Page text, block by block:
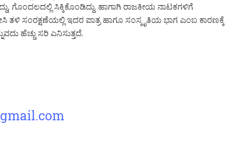
ಗೊಂದಲದಲ್ಲಿ ಸಿಕ್ಕಿಕೊಂಡಿದ್ದು. ಹಾಗಾಗಿ ರಾಜಕೀಯ ನಾಟಕಗಳಿಗೆ
ತಳಿ ಸಂರಕ್ಷಣೆಯಲ್ಲಿ ಇದರ ಪಾತ್ರ ಹಾಗೂ ಸಂಸ್ಕೃತಿಯ ಭಾಗ ಎಂಬ ಕಾರಣಕ್ಕೆ
ಹೆಚ್ಚು ಸರಿ ಎನಿಸುತ್ತದೆ.